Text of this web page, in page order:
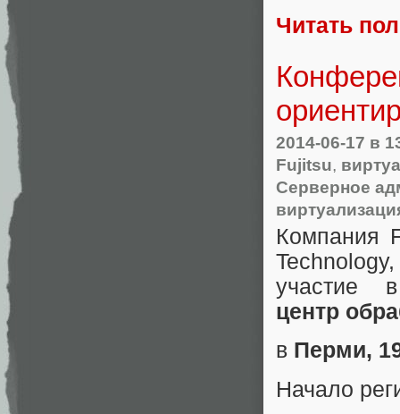
Читать
2014-06-17 в
Fujitsu,
Серверное
Компания
участие
центр
в Перми,
Начало